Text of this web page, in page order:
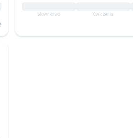
Słownictwo Ćwiczenia